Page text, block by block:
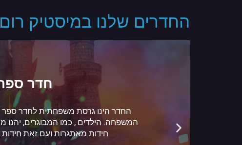
החדרים שלנו במיסטיק רום
חדר בריחה
ספר סודות היקום הוא לא עוד סתם חדר
וחזרה בעל רמות קושי משתנה בהתאם
תוך כדי המשחק כך חידה וחידה באיזה
בספר סודות היקום יחווה